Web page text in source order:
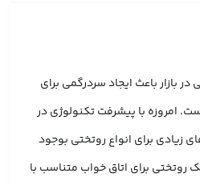
بازار باعث ایجاد سردرگمی برای
امروزه با پیشرفت تکنولوژی در
برای انواع روتختی بوجود
روتختی برای اتاق خواب متناسب با